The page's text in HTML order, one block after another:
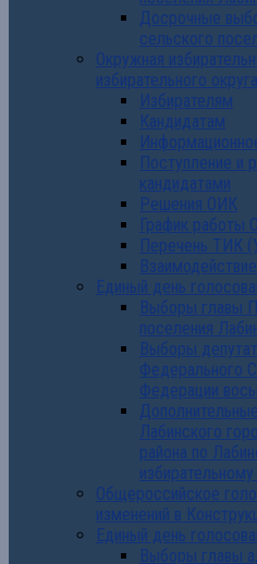
Досрочные
сельского
Окружная
избирательного
Избирателям
Кандидатам
Поступление и
кандидатами
Решения ОИК
График работы
Перечень ТИК
Единый день
Выборы главы
поселения
Выборы
Федерального
Федерации
Лабинского
района по
Общероссийское
изменений в
Единый день
Выборы главы